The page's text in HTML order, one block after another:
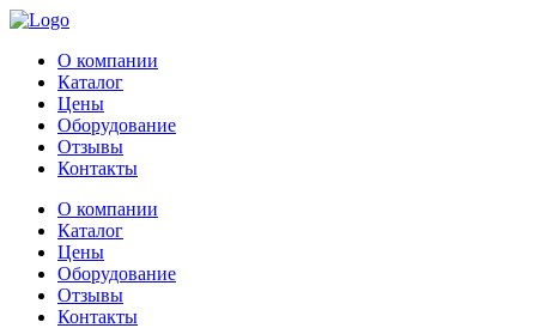
О компании
Каталог
Цены
Оборудование
Отзывы
Контакты
О компании
Каталог
Цены
Оборудование
Отзывы
Контакты